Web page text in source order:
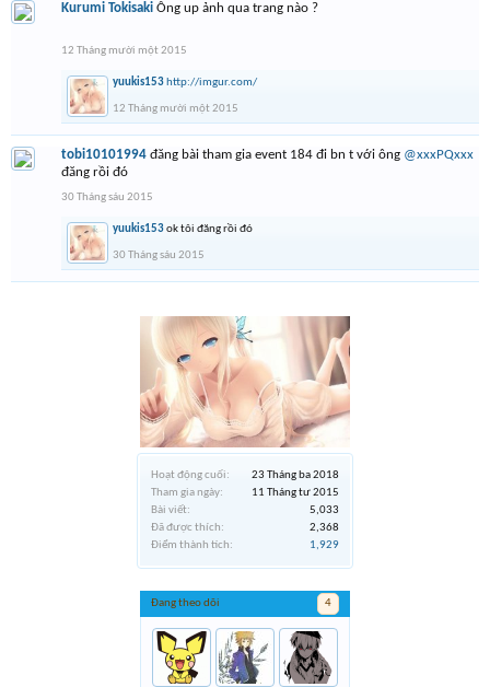
Hoạt động cuối:
23 Tháng ba 2018
Tham gia ngày:
11 Tháng tư 2015
Bài viết:
5,033
Đã được thích:
2,368
Điểm thành tích:
1,929
Đang theo dõi 4
Kurumi Tokisaki Ông up ảnh qua trang nào ?
12 Tháng mười một 2015
yuukis153 http://imgur.com/
12 Tháng mười một 2015
tobi10101994 đăng bài tham gia event 184 đi bn t với ông @xxxPQxxx
đăng rồi đó
30 Tháng sáu 2015
yuukis153ok tôi đăng rồi đó
30 Tháng sáu 2015